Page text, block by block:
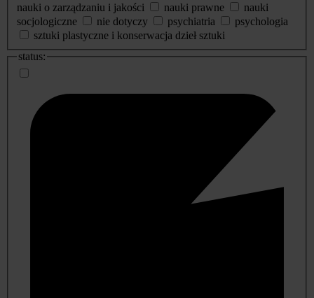
nauki o zarządzaniu i jakości
nauki prawne
nauki
socjologiczne
nie dotyczy psychiatria
psychologia
sztuki plastyczne i konserwacja dzieł sztuki
status: